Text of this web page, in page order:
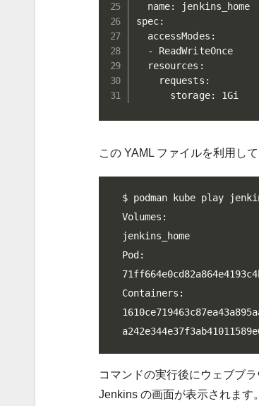
  name: jenkins_home
spec:
  accessModes:
  - ReadWriteOnce
  resources:
    requests:
      storage: 1Gi
この YAML ファイルを利用し
$ podman kube play
Volumes:
jenkins_home
Pod:
Containers:
コマンドの実行後にウェブブ
Jenkins の画面が表示されます。